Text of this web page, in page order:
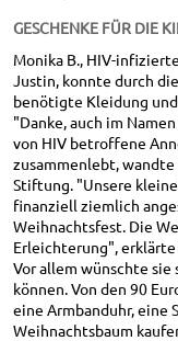
GESCHENKE FÜR DIE
Monika B., HIV-
Justin, konnte durch
benötigte Kleidung
"Danke, auch im
von HIV betroffene
zusammenlebt,
Stiftung. "Unsere
finanziell ziemlich
Weihnachtsfest. Die
Erleichterung", erklärte
Vor allem wünschte sie
können. Von den 90
eine Armbanduhr, eine
Weihnachtsbaum